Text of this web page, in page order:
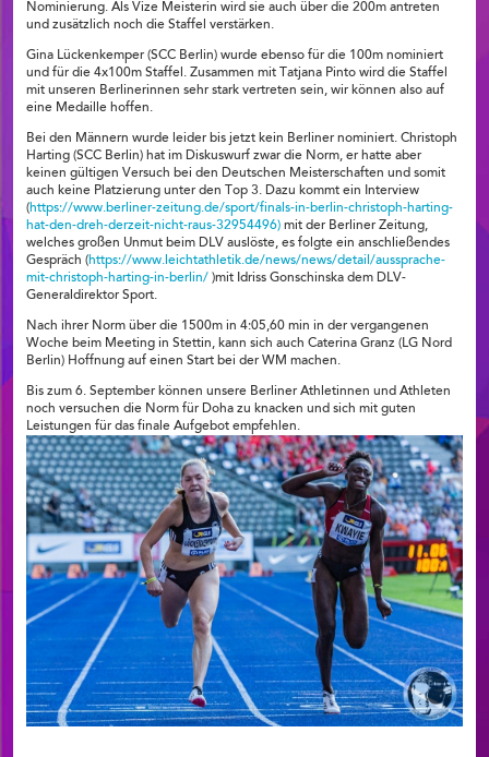
Nominierung. Als Vize Meisterin wird sie auch über die 200m antreten
und zusätzlich noch die Staffel verstärken.
Gina Lückenkemper (SCC Berlin) wurde ebenso für die 100m nominiert
und für die 4x100m Staffel. Zusammen mit Tatjana Pinto wird die Staffel
mit unseren Berlinerinnen sehr stark vertreten sein, wir können also auf
eine Medaille hoffen.
Bei den Männern wurde leider bis jetzt kein Berliner nominiert. Christoph
Harting (SCC Berlin) hat im Diskuswurf zwar die Norm, er hatte aber
keinen gültigen Versuch bei den Deutschen Meisterschaften und somit
auch keine Platzierung unter den Top 3. Dazu kommt ein Interview
(https://www.berliner-zeitung.de/sport/finals-in-berlin-christoph-harting-
hat-den-dreh-derzeit-nicht-raus-32954496) mit der Berliner Zeitung,
welches großen Unmut beim DLV auslöste, es folgte ein anschließendes
Gespräch (https://www.leichtathletik.de/news/news/detail/aussprache-
mit-christoph-harting-in-berlin/ )mit Idriss Gonschinska dem DLV-
Generaldirektor Sport.
Nach ihrer Norm über die 1500m in 4:05,60 min in der vergangenen
Woche beim Meeting in Stettin, kann sich auch Caterina Granz (LG Nord
Berlin) Hoffnung auf einen Start bei der WM machen.
Bis zum 6. September können unsere Berliner Athletinnen und Athleten
noch versuchen die Norm für Doha zu knacken und sich mit guten
Leistungen für das finale Aufgebot empfehlen.